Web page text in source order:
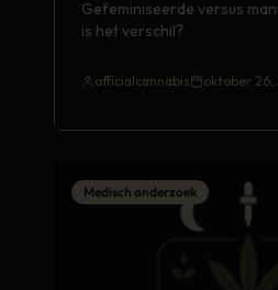
Gefeminiseerde versus
is het verschil?
officialcannabis oktober 26,
Medisch onderzoek